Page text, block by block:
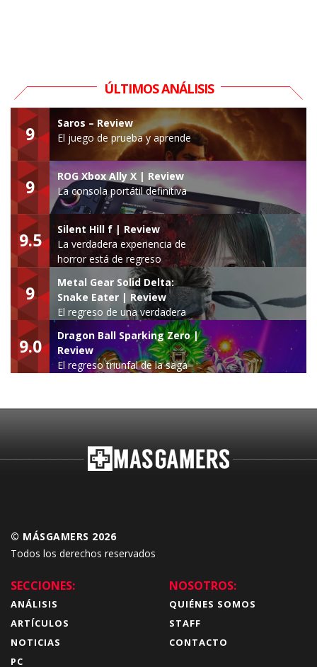
ÚLTIMOS ANÁLISIS
9
Saros – Review
El juego de prueba y aprende
9
ROG Xbox Ally X | Review
La consola portátil definitiva
9.5
Silent Hill f | Review
La verdadera experiencia de
horror está de regreso
9
Metal Gear Solid Delta:
Snake Eater | Review
El regreso de una verdadera
leyenda
9.0
Dragon Ball Sparking Zero |
Review
El regreso triunfal de la saga
© MÁSGAMERS 2026
Todos los derechos reservados
SECCIONES:
ANÁLISIS
ARTÍCULOS
NOTICIAS
PC
NOSOTROS:
QUIÉNES SOMOS
STAFF
CONTACTO